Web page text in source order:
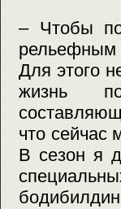
– Чтобы
рельефным
Для этого
жизнь
что сейчас
В сезон я